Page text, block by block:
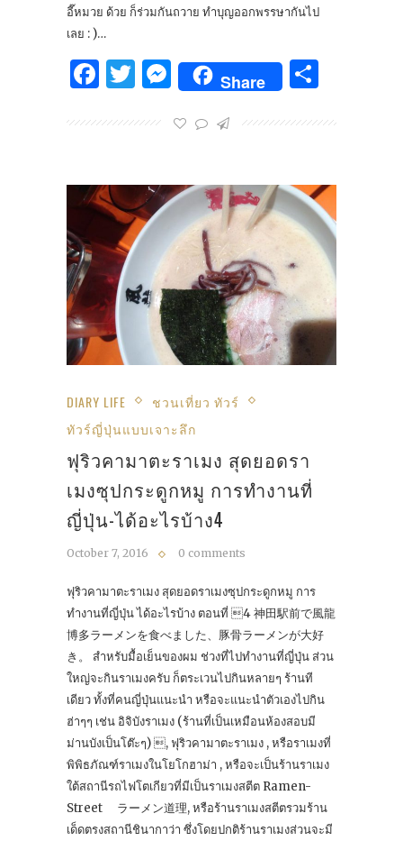
อี๊หมวย ด้วย ก็ร่วมกันถวาย ทำบุญออกพรรษากันไป
เลย : )…
Facebook
Twitter
Messenger
Share
DIARY LIFE
ชวนเที่ยว ทัวร์
ทัวร์ญี่ปุ่นแบบเจาะลึก
ฟุริวคามาตะราเมง สุดยอดรา
เมงซุปกระดูกหมู การทำงานที่
ญี่ปุ่น-ได้อะไรบ้าง4
October 7, 2016 0 comments
ฟุริวคามาตะราเมง สุดยอดราเมงซุปกระดูกหมู การ
ทำงานที่ญี่ปุ่น ได้อะไรบ้าง ตอนที่ 4 神田駅前で風龍
博多ラーメンを食べました、豚骨ラーメンが大好
き。 สำหรับมื้อเย็นของผม ช่วงที่ไปทำงานที่ญี่ปุ่น ส่วน
ใหญ่จะกินราเมงครับ ก็ตระเวนไปกินหลายๆ ร้านที
เดียว ทั้งที่คนญี่ปุ่นแนะนำ หรือจะแนะนำตัวเองไปกิน
ฮ่าๆๆ เช่น อิจิบังราเมง (ร้านที่เป็นเหมือนห้องสอบมี
ม่านบังเป็นโต๊ะๆ) , ฟุริวคามาตะราเมง , หรือราเมงที่
พิพิธภัณฑ์ราเมงในโยโกฮาม่า , หรือจะเป็นร้านราเมง
ใต้สถานีรถไฟโตเกียวที่มีเป็นราเมงสตีต Ramen-
Street ラーメン道理, หรือร้านราเมงสตีตรวมร้าน
เด็ดตรงสถานีชินากาว่า ซึ่งโดยปกติร้านราเมงส่วนจะมี